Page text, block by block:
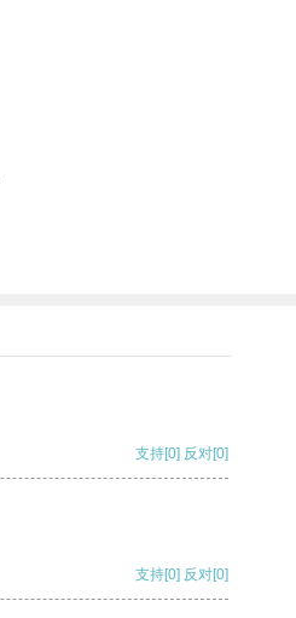
支持[0] 反对[0]
支持[0] 反对[0]